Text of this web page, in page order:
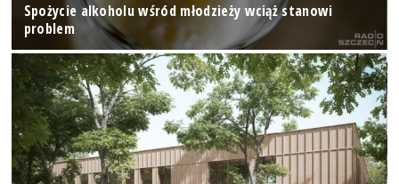
Spożycie alkoholu wśród młodzieży wciąż stanowi
problem